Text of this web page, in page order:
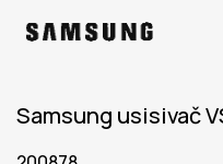
Samsung usisivač